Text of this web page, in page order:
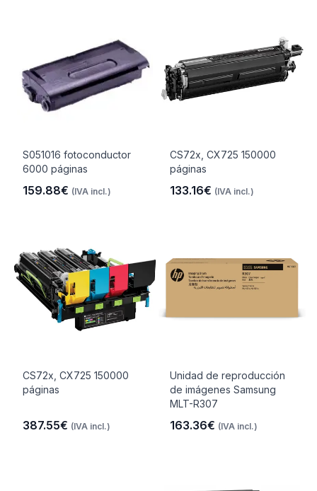
S051016 fotoconductor
6000 páginas
159.88€ (IVA incl.)
CS72x, CX725 150000
páginas
133.16€ (IVA incl.)
CS72x, CX725 150000
páginas
387.55€ (IVA incl.)
Unidad de reproducción
de imágenes Samsung
MLT-R307
163.36€ (IVA incl.)